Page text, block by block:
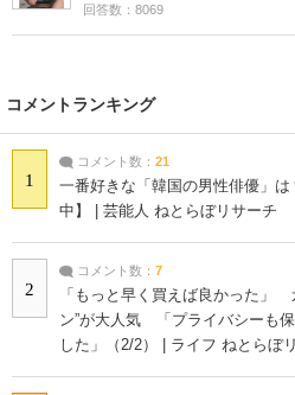
回答数：8069
コメントランキング
1
コメント数： 21
一番好きな「韓国の男性俳優」
中】 | 芸能人 ねとらぼリサーチ
2
コメント数： 7
「もっと早く買えば良かった」
ン”が大人気 「プライバシーも
した」（2/2） | ライフ ねとらぼ